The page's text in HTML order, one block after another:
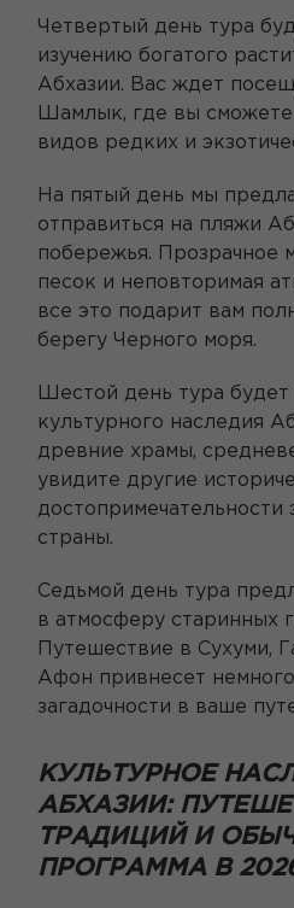
Четвертый день тура
изучению богатого
Абхазии. Вас ждет
Шамлык, где вы
видов редких и
На пятый день мы
отправиться на пляжи
побережья. Прозрачное
песок и неповторимая
все это подарит вам
берегу Черного моря.
Шестой день тура
культурного наследия
древние храмы,
увидите другие
достопримечательности
страны.
Седьмой день тура
в атмосферу старинных
Путешествие в Сухуми,
Афон привнесет
загадочности в ваше
КУЛЬТУРНОЕ
АБХАЗИИ:
ТРАДИЦИЙ И
ПРОГРАММА В